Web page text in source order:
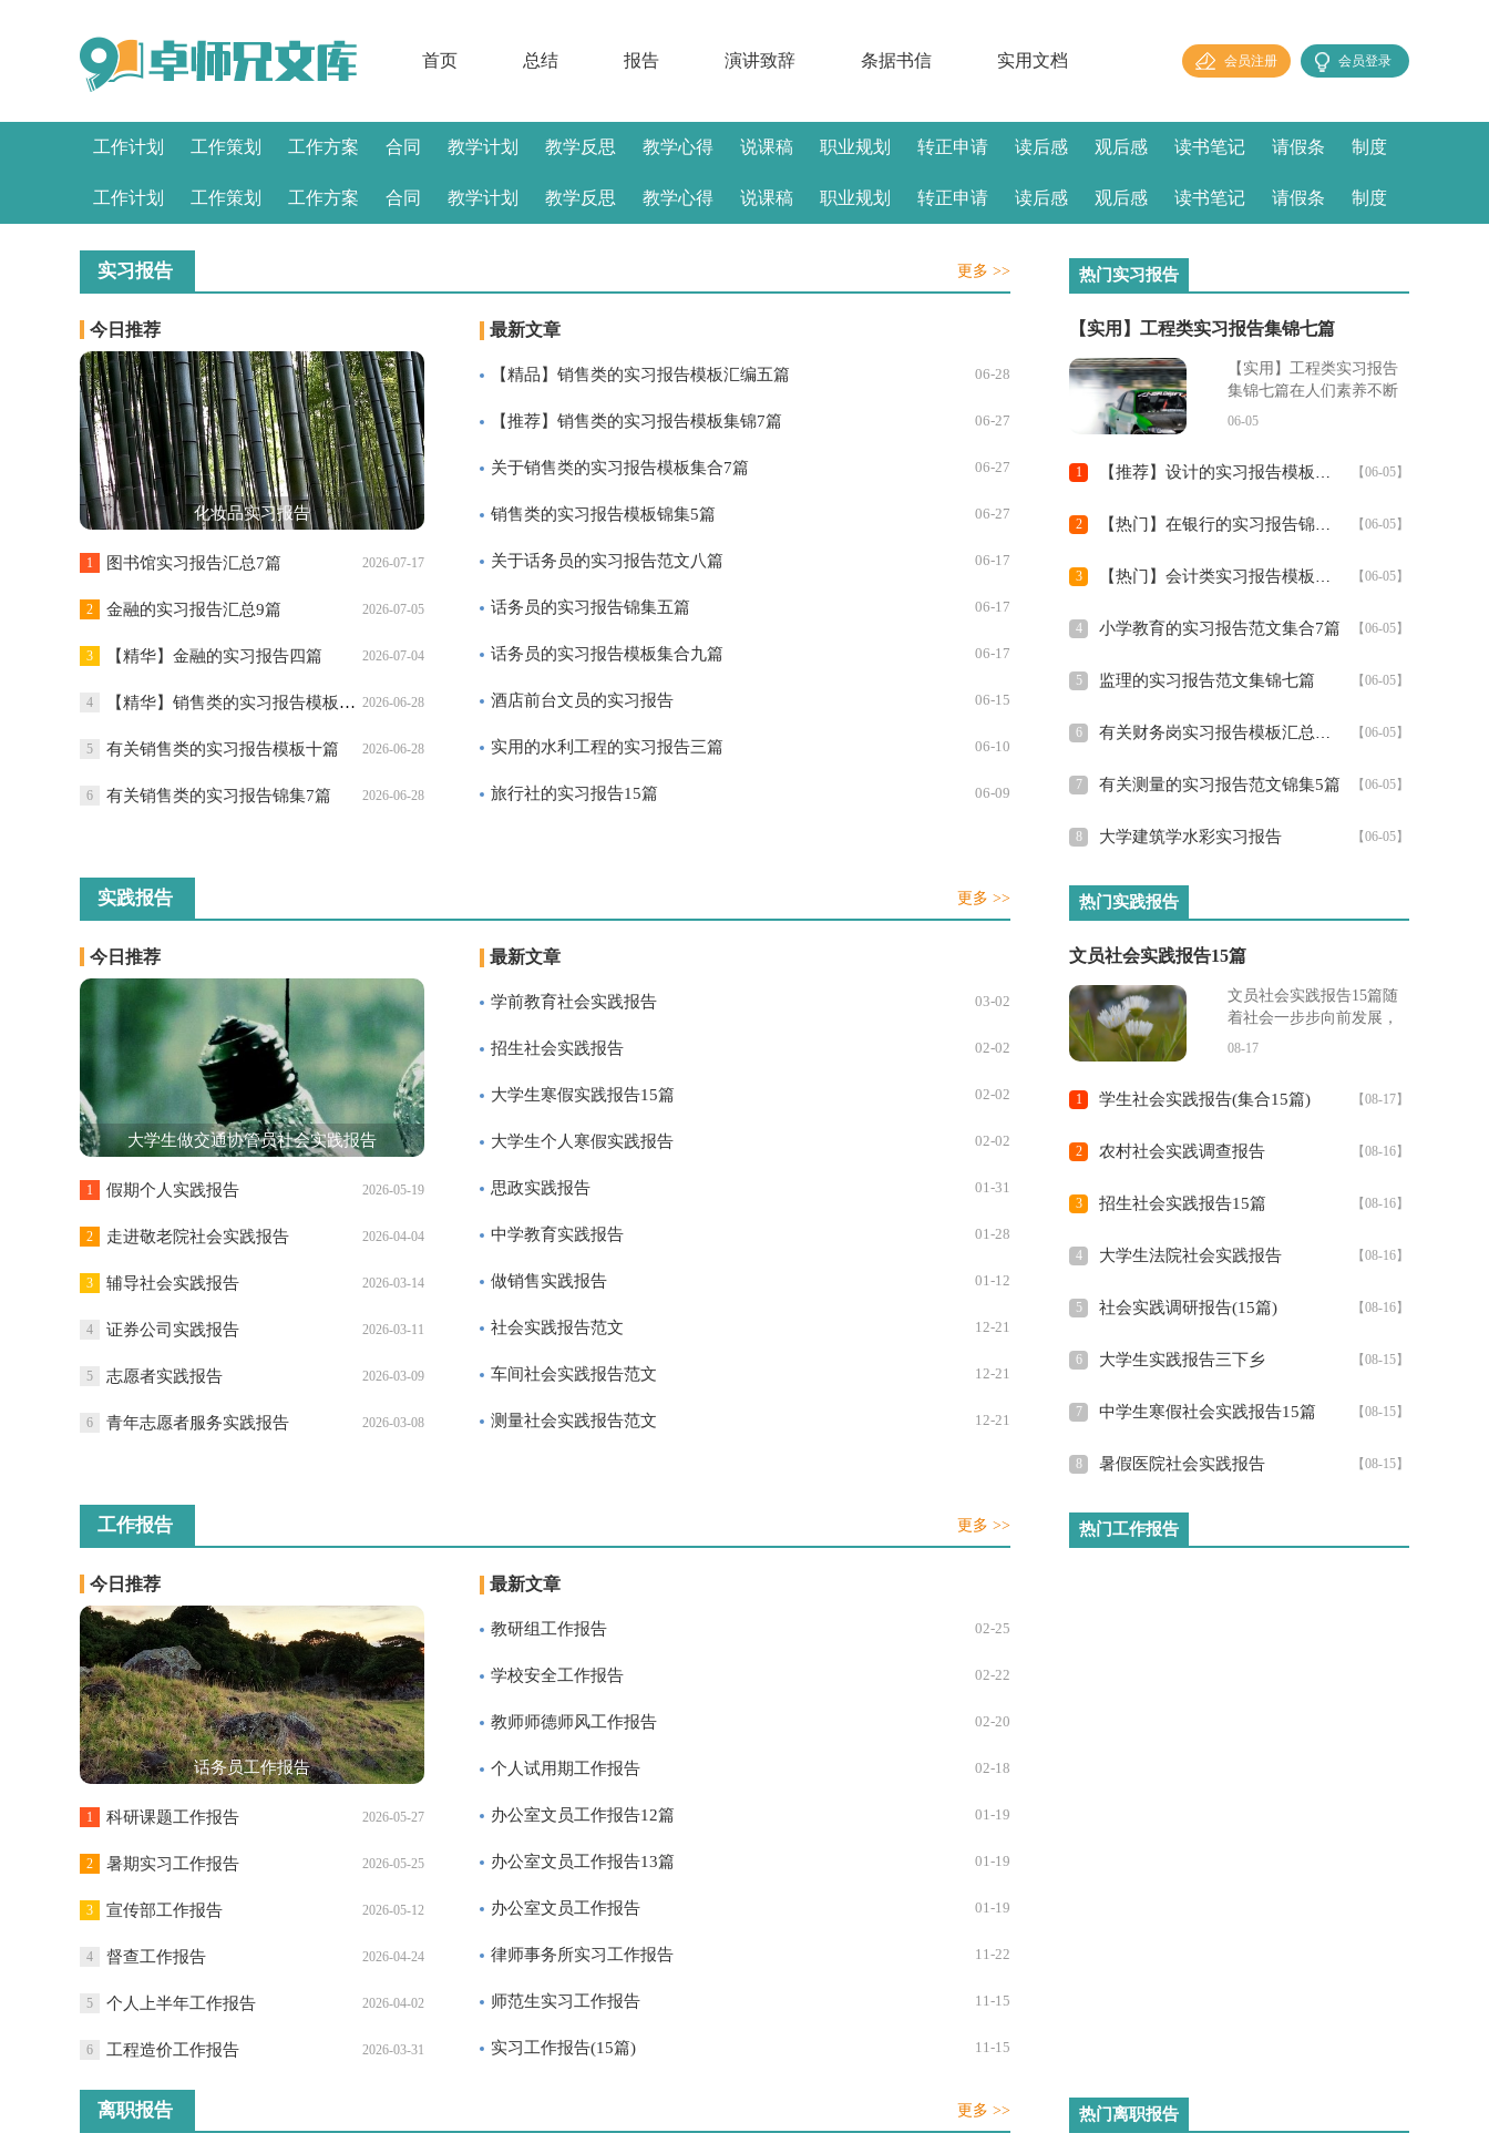
首页 总结 报告 演讲致辞 条据书信 实用文档 会员登录
会员注册
工作计划 工作策划 工作方案 合同 教学计划 教学反思 教学心得 说课稿 职业规划 转正申请 读后感 观后感 读书笔记 请假条 制度
感言
工作计划 工作策划 工作方案 合同 教学计划 教学反思 教学心得 说课稿 职业规划 转正申请 读后感 观后感 读书笔记 请假条 制度
感言
实习报告 更多 >>
今日推荐
化妆品实习报告
1 2026-07-17
图书馆实习报告汇总7篇
2 2026-07-05
金融的实习报告汇总9篇
3 2026-07-04
【精华】金融的实习报告四篇
4 2026-06-28
【精华】销售类的实习报告模板汇编9篇
5 2026-06-28
有关销售类的实习报告模板十篇
6 2026-06-28
有关销售类的实习报告锦集7篇
最新文章
06-28
【精品】销售类的实习报告模板汇编五篇
06-27
【推荐】销售类的实习报告模板集锦7篇
06-27
关于销售类的实习报告模板集合7篇
06-27
销售类的实习报告模板锦集5篇
06-17
关于话务员的实习报告范文八篇
06-17
话务员的实习报告锦集五篇
06-17
话务员的实习报告模板集合九篇
06-15
酒店前台文员的实习报告
06-10
实用的水利工程的实习报告三篇
06-09
旅行社的实习报告15篇
06-09
热门实习报告
【实用】工程类实习报告集锦七篇
【实用】工程类实习报告
集锦七篇在人们素养不断
提高的今天，报告使用的
大家知道标准正式的报告
06-05
1 【06-05】
【推荐】设计的实习报告模板七篇
2 【06-05】
【热门】在银行的实习报告锦集五篇
3 【06-05】
【热门】会计类实习报告模板汇总6篇
4 【06-05】
小学教育的实习报告范文集合7篇
5 【06-05】
监理的实习报告范文集锦七篇
6 【06-05】
有关财务岗实习报告模板汇总九篇
7 【06-05】
有关测量的实习报告范文锦集5篇
8 【06-05】
大学建筑学水彩实习报告
实践报告 更多 >>
今日推荐
大学生做交通协管员社会实践报告
1 2026-05-19
假期个人实践报告
2 2026-04-04
走进敬老院社会实践报告
3 2026-03-14
辅导社会实践报告
4 2026-03-11
证券公司实践报告
5 2026-03-09
志愿者实践报告
6 2026-03-08
青年志愿者服务实践报告
最新文章
03-02
学前教育社会实践报告
02-02
招生社会实践报告
02-02
大学生寒假实践报告15篇
02-02
大学生个人寒假实践报告
01-31
思政实践报告
01-28
中学教育实践报告
01-12
做销售实践报告
12-21
社会实践报告范文
12-21
车间社会实践报告范文
12-21
测量社会实践报告范文
12-14
热门实践报告
文员社会实践报告15篇
文员社会实践报告15篇随
着社会一步步向前发展，
接触并使用报告的人越来
告就拖延症懒癌齐复发？
08-17
1 【08-17】
学生社会实践报告(集合15篇)
2 【08-16】
农村社会实践调查报告
3 【08-16】
招生社会实践报告15篇
4 【08-16】
大学生法院社会实践报告
5 【08-16】
社会实践调研报告(15篇)
6 【08-15】
大学生实践报告三下乡
7 【08-15】
中学生寒假社会实践报告15篇
8 【08-15】
暑假医院社会实践报告
工作报告 更多 >>
今日推荐
话务员工作报告
1 2026-05-27
科研课题工作报告
2 2026-05-25
暑期实习工作报告
3 2026-05-12
宣传部工作报告
4 2026-04-24
督查工作报告
5 2026-04-02
个人上半年工作报告
6 2026-03-31
工程造价工作报告
最新文章
02-25
教研组工作报告
02-22
学校安全工作报告
02-20
教师师德师风工作报告
02-18
个人试用期工作报告
01-19
办公室文员工作报告12篇
01-19
办公室文员工作报告13篇
01-19
办公室文员工作报告
11-22
律师事务所实习工作报告
11-15
师范生实习工作报告
11-15
实习工作报告(15篇)
热门工作报告
离职报告 更多 >> 热门离职报告